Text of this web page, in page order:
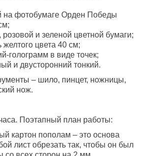
на фотобумаге Орден Победы
и зеленой цветной бумаги;
желтого цвета 40 см;
голограмм в виде точек;
и двусторонний тонкий.
– шило, пинцет, ножницы,
нож.
Поэтапный план работы:
картон пополам – это основа
лист обрезать так, чтобы он был